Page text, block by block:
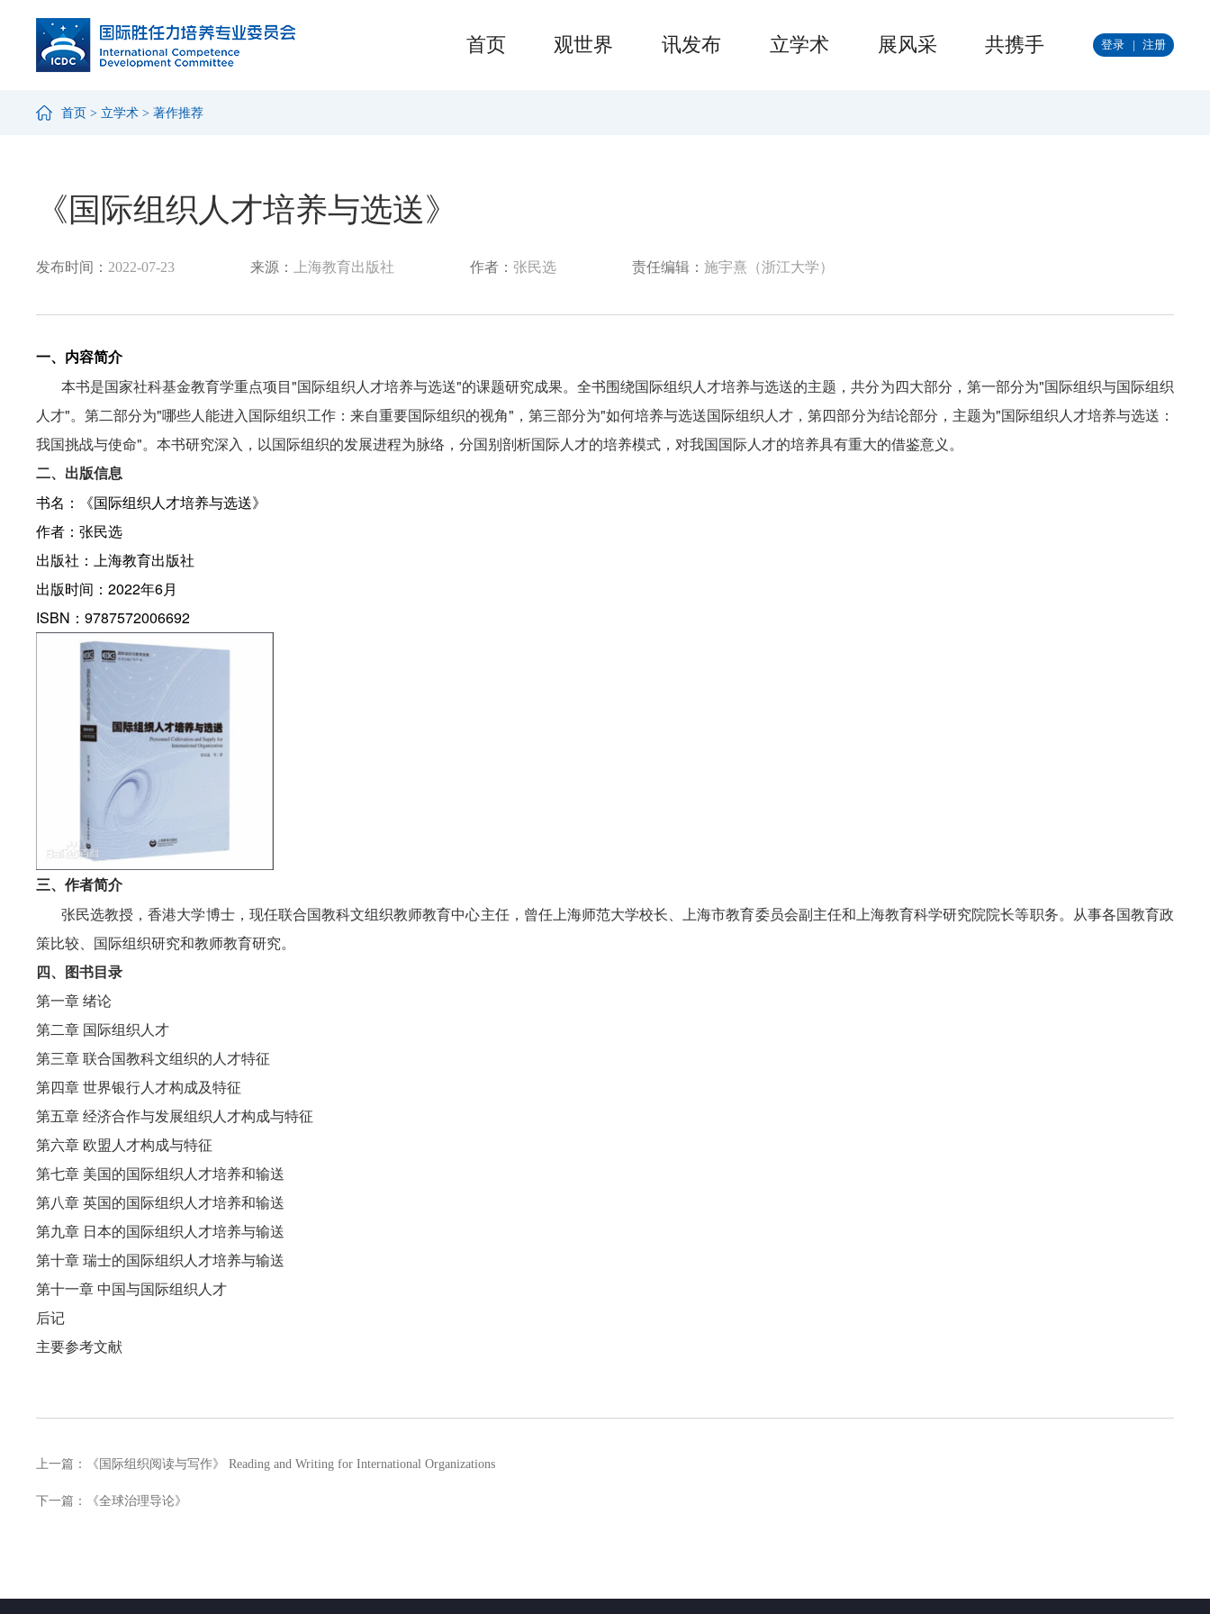
首页 观世界 讯发布 立学术 展风采 共携手 登录 注册
首页 > 立学术 > 著作推荐
《国际组织人才培养与选送》
发布时间： 2022-07-23 来源： 上海教育出版社 作者： 张民选 责任编辑： 施宇熹（浙江大学）
一、 内容简介
本书是国家社科基金教育学重点项目"国际组织人才培养与选送"的课题研究成果。全书围绕国际组织人才培养与选送的主题，共分为四大部分，第一部分为"国际组织与国际组织
人才"。第二部分为"哪些人能进入国际组织工作：来自重要国际组织的视角" ，第三部分为"如何培养与选送国际组织人才，第四部分为结论部分，主题为"国际组织人才培养与选送：
我国挑战与使命"。本书研究深入，以国际组织的发展进程为脉络，分国别剖析国际人才的培养模式，对我国国际人才的培养具有重大的借鉴意义。
二、 出版信息
书名：《国际组织人才培养与选送》
作者： 张民选
出版社：上海教育出版社
出版时间： 2022年6月
ISBN ： 9787572006692
三、 作者简介
张民选教授，香港大学博士，现任联合国教科文组织教师教育中心主任，曾任上海师范大学校长、上海市教育委员会副主任和上海教育科学研究院院长等职务。从事各国教育政
策比较、国际组织研究和教师教育研究。
四、图书目录
第一章绪论
第二章 国际组织人才
第三章联合国教科文组织的人才特征
第四章世界银行人才构成及特征
第五章经济合作与发展组织人才构成与特征
第六章 欧盟人才构成与特征
第七章 美国的国际组织人才培养和输送
第八章英国的国际组织人才培养和输送
第九章 日本的国际组织人才培养与输送
第十章瑞士的国际组织人才培养与输送
第十一章 中国与国际组织人才
后记
主要参考文献
上一篇： 《国际组织阅读与写作》 Reading and Writing for International Organizations
下一篇： 《全球治理导论》